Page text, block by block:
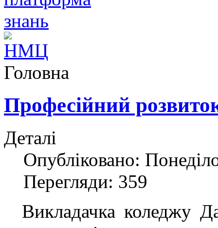
Головна
Професійний
Деталі
Опубліковано:
Перегляди: 359
Викладачка коледжу